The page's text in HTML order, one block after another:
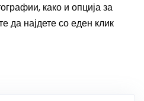
како и опција за
да најдете со еден клик